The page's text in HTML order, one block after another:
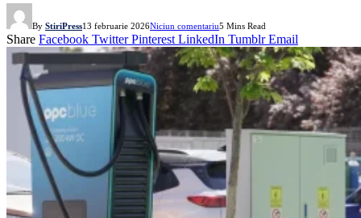
By StiriPress13 februarie 2026Niciun comentariu5 Mins Read
Share Facebook Twitter Pinterest LinkedIn Tumblr Email